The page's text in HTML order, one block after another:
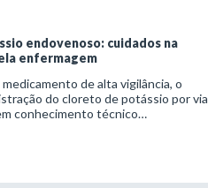
endovenoso: cuidados na
enfermagem
de alta vigilância, o
do cloreto de potássio por via
conhecimento técnico
criteriosa da equipe de